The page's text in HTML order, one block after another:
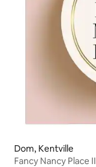
Dom, Kentville
Fancy Nancy Place II